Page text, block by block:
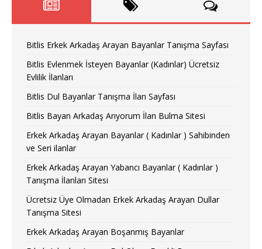
Bitlis Erkek Arkadaş Arayan Bayanlar Tanışma Sayfası
Bitlis Evlenmek İsteyen Bayanlar (Kadınlar) Ücretsiz
Evlilik İlanları
Bitlis Dul Bayanlar Tanışma İlan Sayfası
Bitlis Bayan Arkadaş Arıyorum İlan Bulma Sitesi
Erkek Arkadaş Arayan Bayanlar ( Kadınlar ) Sahibinden
ve Seri ilanlar
Erkek Arkadaş Arayan Yabancı Bayanlar ( Kadınlar )
Tanışma İlanları Sitesi
Ücretsiz Üye Olmadan Erkek Arkadaş Arayan Dullar
Tanışma Sitesi
Erkek Arkadaş Arayan Boşanmış Bayanlar